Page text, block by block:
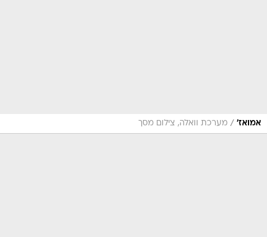
אמואז' / מערכת וואלה, צילום מסך